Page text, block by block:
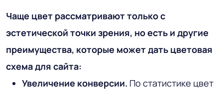
Чаще цвет рассматривают только с
эстетической точки зрения, но есть и другие
преимущества, которые может дать цветовая
схема для сайта:
Увеличение конверсии. По статистике цвет